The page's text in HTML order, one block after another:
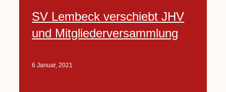
SV Lembeck verschiebt JHV
und Mitgliederversammlung
6 Januar, 2021